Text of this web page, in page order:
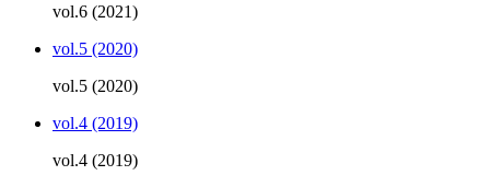
vol.6 (2021)
vol.5 (2020)
vol.5 (2020)
vol.4 (2019)
vol.4 (2019)